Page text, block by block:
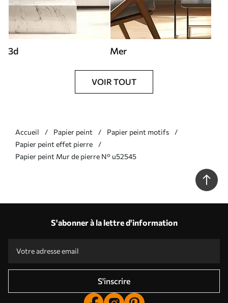
3d Mer
VOIR TOUT
Accueil Papier peint
Papier peint motifs
Papier peint effet pierre
Papier peint Mur de pierre N° u52545
S'abonner à la lettre d'information
S'inscrire